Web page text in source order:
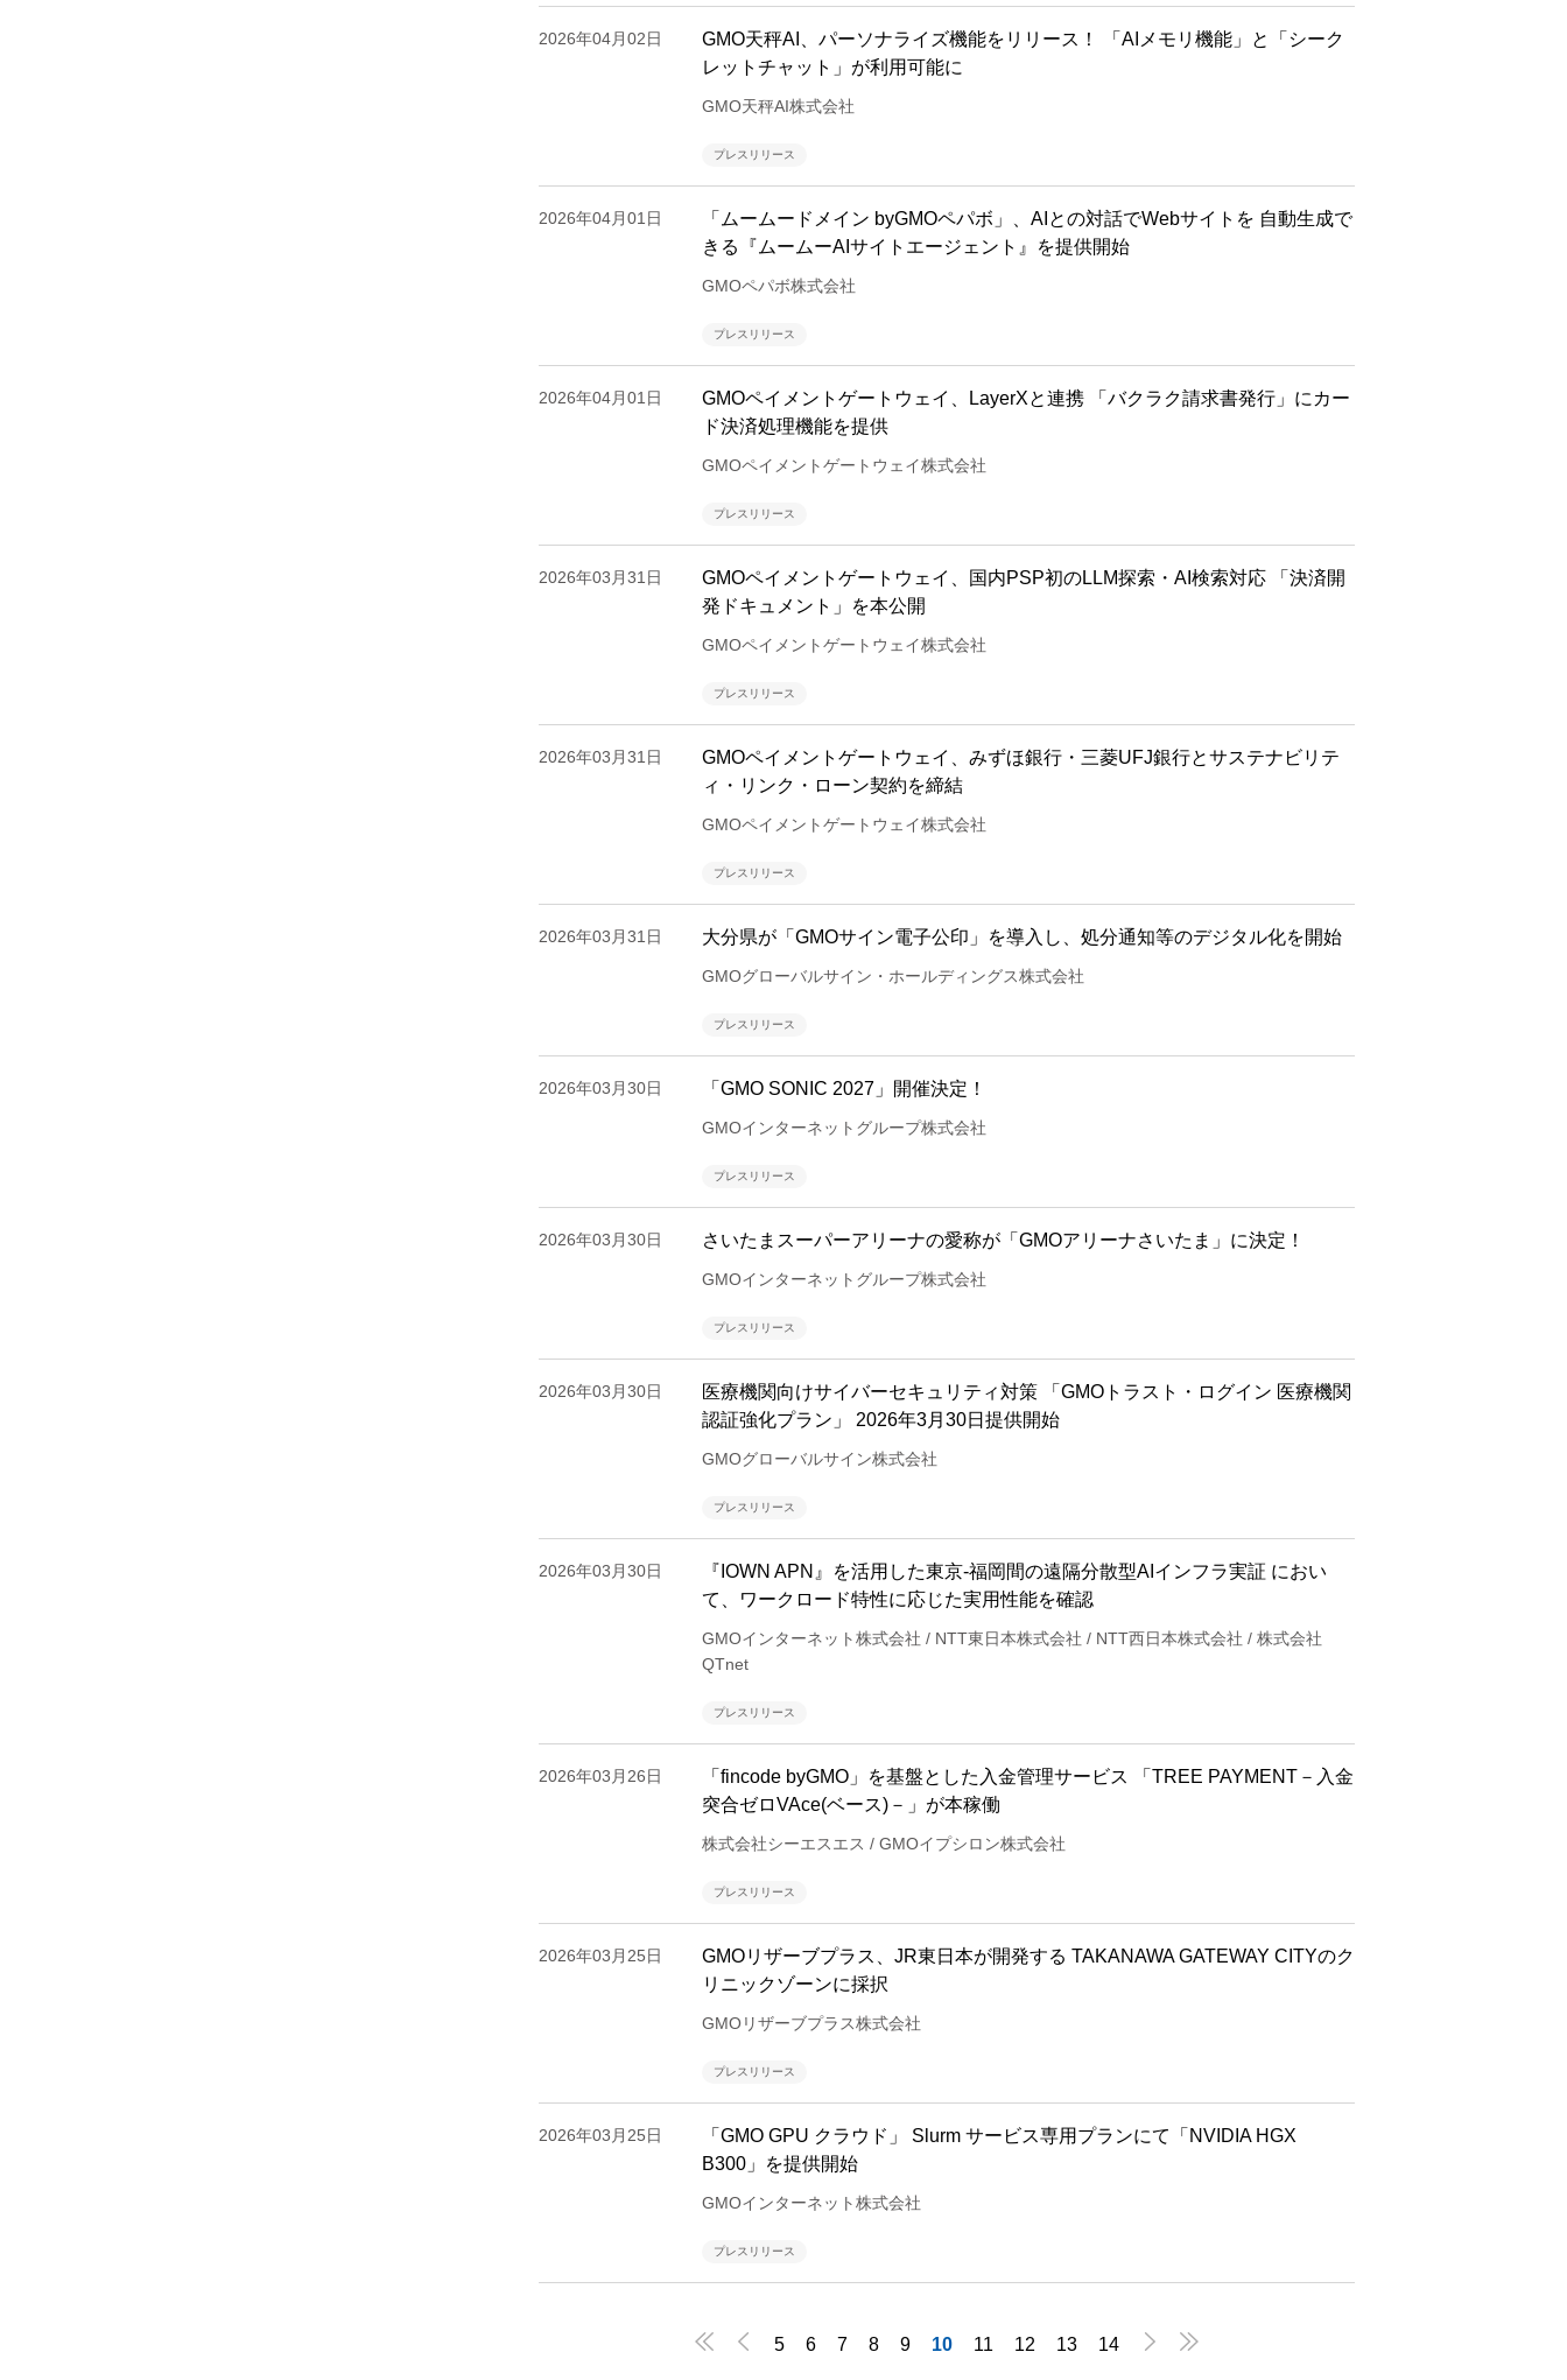
2026年04月02日
GMO天秤AI、パーソナライズ機能をリリース！ 「AIメモリ機能」と「シーク
レットチャット」が利用可能に
GMO天秤AI株式会社
プレスリリース
2026年04月01日
「ムームードメイン byGMOペパボ」、AIとの対話でWebサイトを 自動生成で
きる『ムームーAIサイトエージェント』を提供開始
GMOペパボ株式会社
プレスリリース
2026年04月01日
GMOペイメントゲートウェイ、LayerXと連携 「バクラク請求書発行」にカー
ド決済処理機能を提供
GMOペイメントゲートウェイ株式会社
プレスリリース
2026年03月31日
GMOペイメントゲートウェイ、国内PSP初のLLM探索・AI検索対応 「決済開
発ドキュメント」を本公開
GMOペイメントゲートウェイ株式会社
プレスリリース
2026年03月31日
GMOペイメントゲートウェイ、みずほ銀行・三菱UFJ銀行とサステナビリテ
ィ・リンク・ローン契約を締結
GMOペイメントゲートウェイ株式会社
プレスリリース
2026年03月31日 大分県が「GMOサイン電子公印」を導入し、処分通知等のデジタル化を開始
GMOグローバルサイン・ホールディングス株式会社
プレスリリース
2026年03月30日 「GMO SONIC 2027」開催決定！
GMOインターネットグループ株式会社
プレスリリース
2026年03月30日 さいたまスーパーアリーナの愛称が「GMOアリーナさいたま」に決定！
GMOインターネットグループ株式会社
プレスリリース
2026年03月30日
医療機関向けサイバーセキュリティ対策 「GMOトラスト・ログイン 医療機関
認証強化プラン」 2026年3月30日提供開始
GMOグローバルサイン株式会社
プレスリリース
2026年03月30日
『IOWN APN』を活用した東京-福岡間の遠隔分散型AIインフラ実証 におい
て、ワークロード特性に応じた実用性能を確認
GMOインターネット株式会社 / NTT東日本株式会社 / NTT西日本株式会社 / 株式会社
QTnet
プレスリリース
2026年03月26日
「fincode byGMO」を基盤とした入金管理サービス 「TREE PAYMENT－入金
突合ゼロVAce(ベース)－」が本稼働
株式会社シーエスエス / GMOイプシロン株式会社
プレスリリース
2026年03月25日
GMOリザーブプラス、JR東日本が開発する TAKANAWA GATEWAY CITYのク
リニックゾーンに採択
GMOリザーブプラス株式会社
プレスリリース
2026年03月25日
「GMO GPU クラウド」 Slurm サービス専⽤プランにて「NVIDIA HGX
B300」を提供開始
GMOインターネット株式会社
プレスリリース
  5 6 7 8 9 10 11 12 13 14  